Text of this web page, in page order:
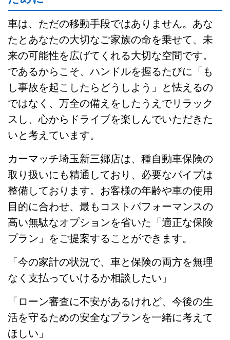
車は、ただの移動手段ではありません。あな
たとあなたの大切なご家族の命を乗せて、未
来の可能性を広げてくれる大切な空間です。
であるからこそ、ハンドルを握るたびに「も
し事故を起こしたらどうしよう」と怯えるの
ではなく、万全の備えをしたうえでリラック
スし、心からドライブを楽しんでいただきた
いと考えています。
カーマッチ埼玉新三郷店は、種自動車保険の
取り扱いにも精通しており、必要なパイプは
整備しております。お客様の年齢や車の使用
目的に合わせ、最もコストパフォーマンスの
高い無駄なオプションを省いた「適正な保険
プラン」をご提案することができます。
「今の家計の状況で、車と保険の両方を無理
なく支払っていけるか相談したい」
「ローン審査に不安があるけれど、今後の生
活を守るための安全なプランを一緒に考えて
ほしい」